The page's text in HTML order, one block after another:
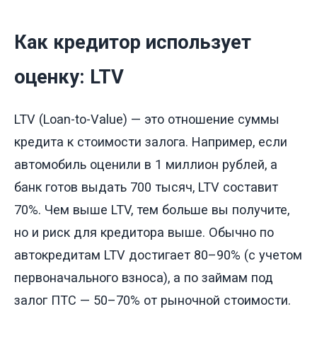
Как кредитор использует
оценку: LTV
LTV (Loan-to-Value) — это отношение суммы
кредита к стоимости залога. Например, если
автомобиль оценили в 1 миллион рублей, а
банк готов выдать 700 тысяч, LTV составит
70%. Чем выше LTV, тем больше вы получите,
но и риск для кредитора выше. Обычно по
автокредитам LTV достигает 80–90% (с учетом
первоначального взноса), а по займам под
залог ПТС — 50–70% от рыночной стоимости.